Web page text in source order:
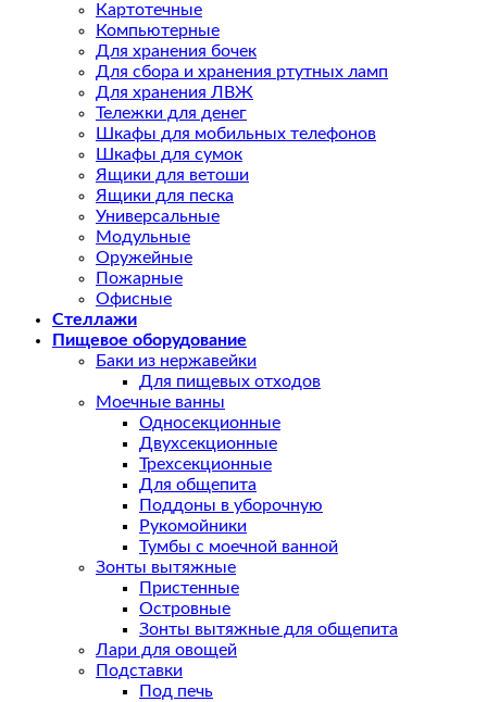
Картотечные
Компьютерные
Для хранения бочек
Для сбора и хранения ртутных ламп
Для хранения ЛВЖ
Тележки для денег
Шкафы для мобильных телефонов
Шкафы для сумок
Ящики для ветоши
Ящики для песка
Универсальные
Модульные
Оружейные
Пожарные
Офисные
Стеллажи
Пищевое оборудование
Баки из нержавейки
Для пищевых отходов
Моечные ванны
Односекционные
Двухсекционные
Трехсекционные
Для общепита
Поддоны в уборочную
Рукомойники
Тумбы с моечной ванной
Зонты вытяжные
Пристенные
Островные
Зонты вытяжные для общепита
Лари для овощей
Подставки
Под печь